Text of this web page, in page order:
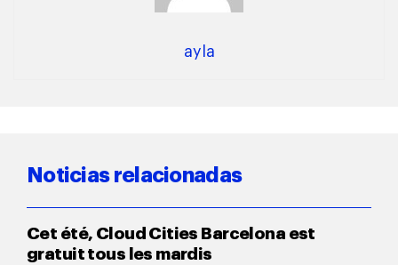
ayla
Noticias relacionadas
Cet été, Cloud Cities Barcelona est
gratuit tous les mardis